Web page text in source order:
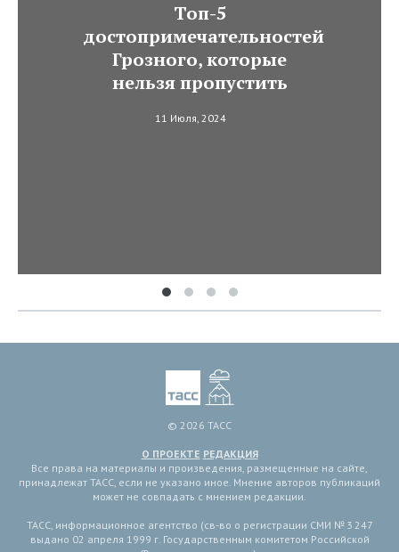
Топ-5
достопримечательностей
Грозного, которые
нельзя пропустить
11 Июля, 2024
© 2026 ТАСС
О ПРОЕКТЕ РЕДАКЦИЯ
Все права на материалы и произведения, размещенные на сайте,
принадлежат ТАСС, если не указано иное. Мнение авторов публикаций
может не совпадать с мнением редакции.
ТАСС, информационное агентство (св-во о регистрации СМИ № 3 247
выдано 02 апреля 1999 г. Государственным комитетом Российской